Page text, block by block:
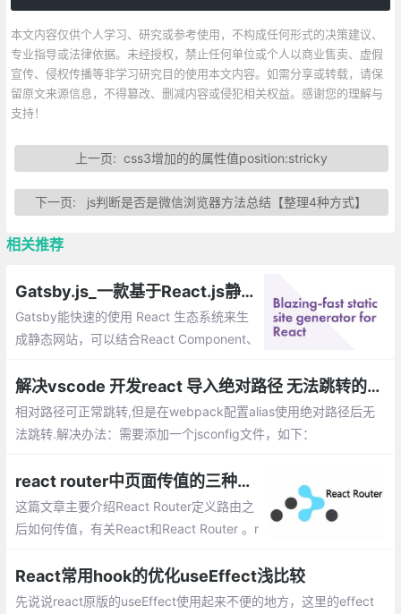
本文内容仅供个人学习、研究或参考使用，不构成任何形式的决策建议、
专业指导或法律依据。未经授权，禁止任何单位或个人以商业售卖、虚假
宣传、侵权传播等非学习研究目的使用本文内容。如需分享或转载，请保
留原文来源信息，不得篡改、删减内容或侵犯相关权益。感谢您的理解与
支持！
上一页: css3增加的的属性值position:stricky
下一页: js判断是否是微信浏览器方法总结【整理4种方式】
相关推荐
Gatsby.js_一款基于React.js静态站点生成工具
Gatsby能快速的使用 React 生态系统来生
成静态网站，可以结合React Component、
成让他更强大。
解决vscode 开发react 导入绝对路径 无法跳转的问题
相对路径可正常跳转,但是在webpack配置alias使用绝对路径后无
法跳转.解决办法：需要添加一个jsconfig文件，如下：
react router中页面传值的三种方法
这篇文章主要介绍React Router定义路由之
后如何传值，有关React和React Router 。r
params、query、state
React常用hook的优化useEffect浅比较
先说说react原版的useEffect使用起来不便的地方，这里的effect